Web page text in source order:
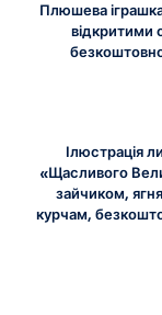
Плюшева
відкритими
Ілюстрація
«Щасливого
зайчиком,
курчам,